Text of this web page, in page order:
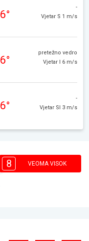
-
Vjetar S 1 m/s
pretežno vedro
Vjetar I 6 m/s
-
Vjetar SI 3 m/s
8 VEOMA VISOK